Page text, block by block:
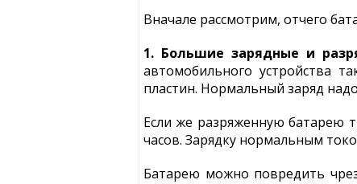
Вначале рассмотрим, отчего
1. Большие зарядные и
автомобильного устройства
пластин. Нормальный заряд
Если же разряженную батарею
часов. Зарядку нормальным
Батарею можно повредить